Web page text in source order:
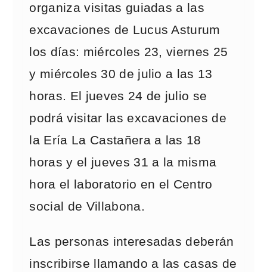
organiza visitas guiadas a las
excavaciones de Lucus Asturum
los días: miércoles 23, viernes 25
y miércoles 30 de julio a las 13
horas. El jueves 24 de julio se
podrá visitar las excavaciones de
la Ería La Castañera a las 18
horas y el jueves 31 a la misma
hora el laboratorio en el Centro
social de Villabona.
Las personas interesadas deberán
inscribirse llamando a las casas de